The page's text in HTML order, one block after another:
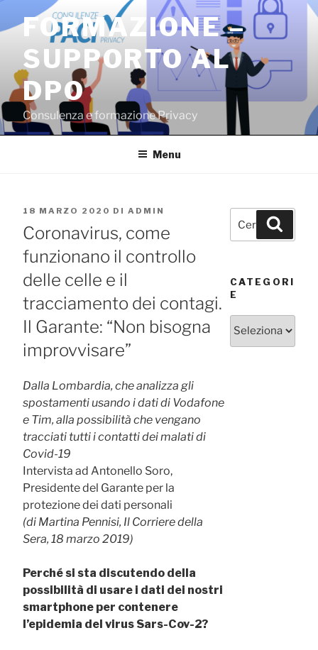
contenuto
FORMAZIONE –
SUPPORTO AL
DPO
Consulenza e formazione Privacy
Menu
PUBBLICATO
IL
18 MARZO 2020 DI ADMIN
Coronavirus, come
funzionano il controllo
delle celle e il
tracciamento dei contagi.
Il Garante: “Non bisogna
improvvisare”
Dalla Lombardia, che analizza gli
spostamenti usando i dati di Vodafone
e Tim, alla possibilità che vengano
tracciati tutti i contatti dei malati di
Covid-19
Intervista ad Antonello Soro,
Presidente del Garante per la
protezione dei dati personali
(di Martina Pennisi, Il Corriere della
Sera, 18 marzo 2019)
Perché si sta discutendo della
possibilità di usare i dati dei nostri
smartphone per contenere
l’epidemia del virus Sars-Cov-2?
Cerca:
CATEGORI
E